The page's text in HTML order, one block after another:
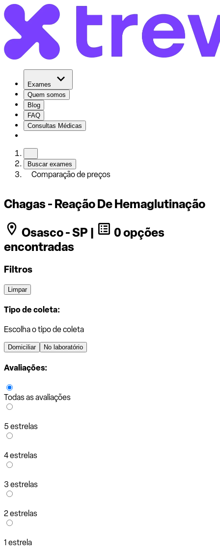
Exames
Quem somos
Blog
FAQ
Consultas Médicas
Buscar exames
Comparação de preços
Chagas - Reação De Hemaglutinação
Osasco - SP |
0 opções
encontradas
Filtros
Limpar
Tipo de coleta:
Escolha o tipo de coleta
Domiciliar No laboratório
Avaliações:
Todas as avaliações
5 estrelas
4 estrelas
3 estrelas
2 estrelas
1 estrela